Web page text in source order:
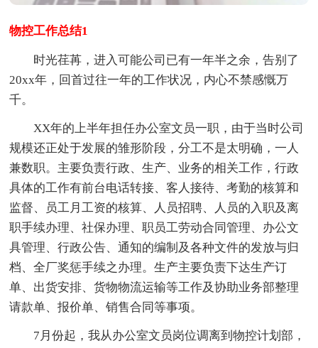
物控工作总结1
时光荏苒，进入可能公司已有一年半之余，告别了
20xx年，回首过往一年的工作状况，内心不禁感慨万
千。
XX年的上半年担任办公室文员一职，由于当时公司
规模还正处于发展的雏形阶段，分工不是太明确，一人
兼数职。主要负责行政、生产、业务的相关工作，行政
具体的工作有前台电话转接、客人接待、考勤的核算和
监督、员工月工资的核算、人员招聘、人员的入职及离
职手续办理、社保办理、职员工劳动合同管理、办公文
具管理、行政公告、通知的编制及各种文件的发放与归
档、全厂奖惩手续之办理。生产主要负责下达生产订
单、出货安排、货物物流运输等工作及协助业务部整理
请款单、报价单、销售合同等事项。
7月份起，我从办公室文员岗位调离到物控计划部，